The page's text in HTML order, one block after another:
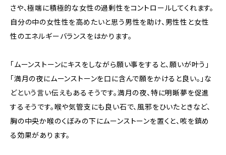
さや、極端に積極的な女性の過剰性をコントロールしてくれます。
自分の中の女性性を高めたいと思う男性を助け、男性性と女性
性のエネルギーバランスをはかります。
「ムーンストーンにキスをしながら願い事をすると、願いが叶う」
「満月の夜にムーンストーンを口に含んで願をかけると良い。」な
どという言い伝えもあるそうです。満月の夜、特に明晰夢を促進
するそうです。喉や気管支にも良い石で、風邪をひいたときなど、
胸の中央か喉のくぼみの下にムーンストーンを置くと、咳を鎮め
る効果があります。